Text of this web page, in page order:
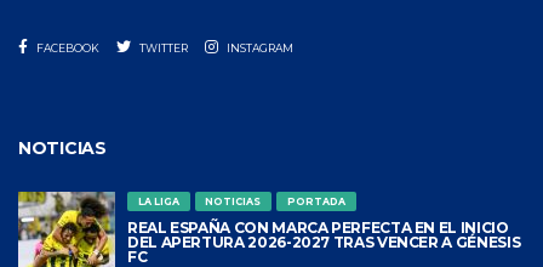
FACEBOOK TWITTER INSTAGRAM
NOTICIAS
LA LIGA NOTICIAS PORTADA
REAL ESPAÑA CON MARCA PERFECTA EN EL INICIO
DEL APERTURA 2026-2027 TRAS VENCER A GÉNESIS
FC